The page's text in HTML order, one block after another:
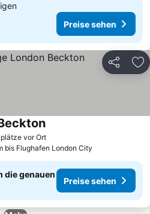
Preise sehen
Teilen
vor OrtPreise sehen
Preise sehen
bis Flughafen London City
die genauen
Preise sehen